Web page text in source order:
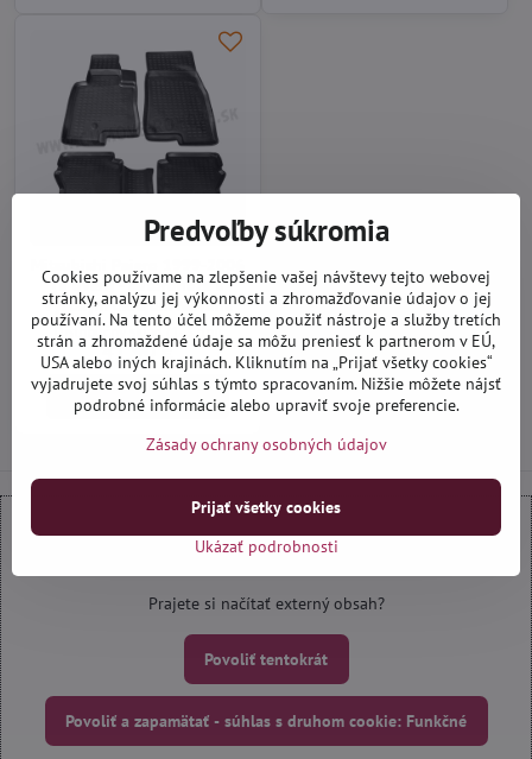
(5 dverí) - autorohože s
vysokým okrajom Novline
Distribučný sklad (1-3 dni)
41,90 €
Do košíka
Externý obsah je blokovaný Voľbami súkromia
Prajete si načítať externý obsah?
Povoliť tentokrát
Povoliť a zapamätať - súhlas s druhom cookie: Funkčné
Predvoľby súkromia
Cookies používame na zlepšenie vašej návštevy tejto webovej
stránky, analýzu jej výkonnosti a zhromažďovanie údajov o jej
používaní. Na tento účel môžeme použiť nástroje a služby tretích
strán a zhromaždené údaje sa môžu preniesť k partnerom v EÚ,
USA alebo iných krajinách. Kliknutím na „Prijať všetky cookies“
vyjadrujete svoj súhlas s týmto spracovaním. Nižšie môžete nájsť
podrobné informácie alebo upraviť svoje preferencie.
Zásady ochrany osobných údajov
Ukázať podrobnosti
Prijať všetky cookies